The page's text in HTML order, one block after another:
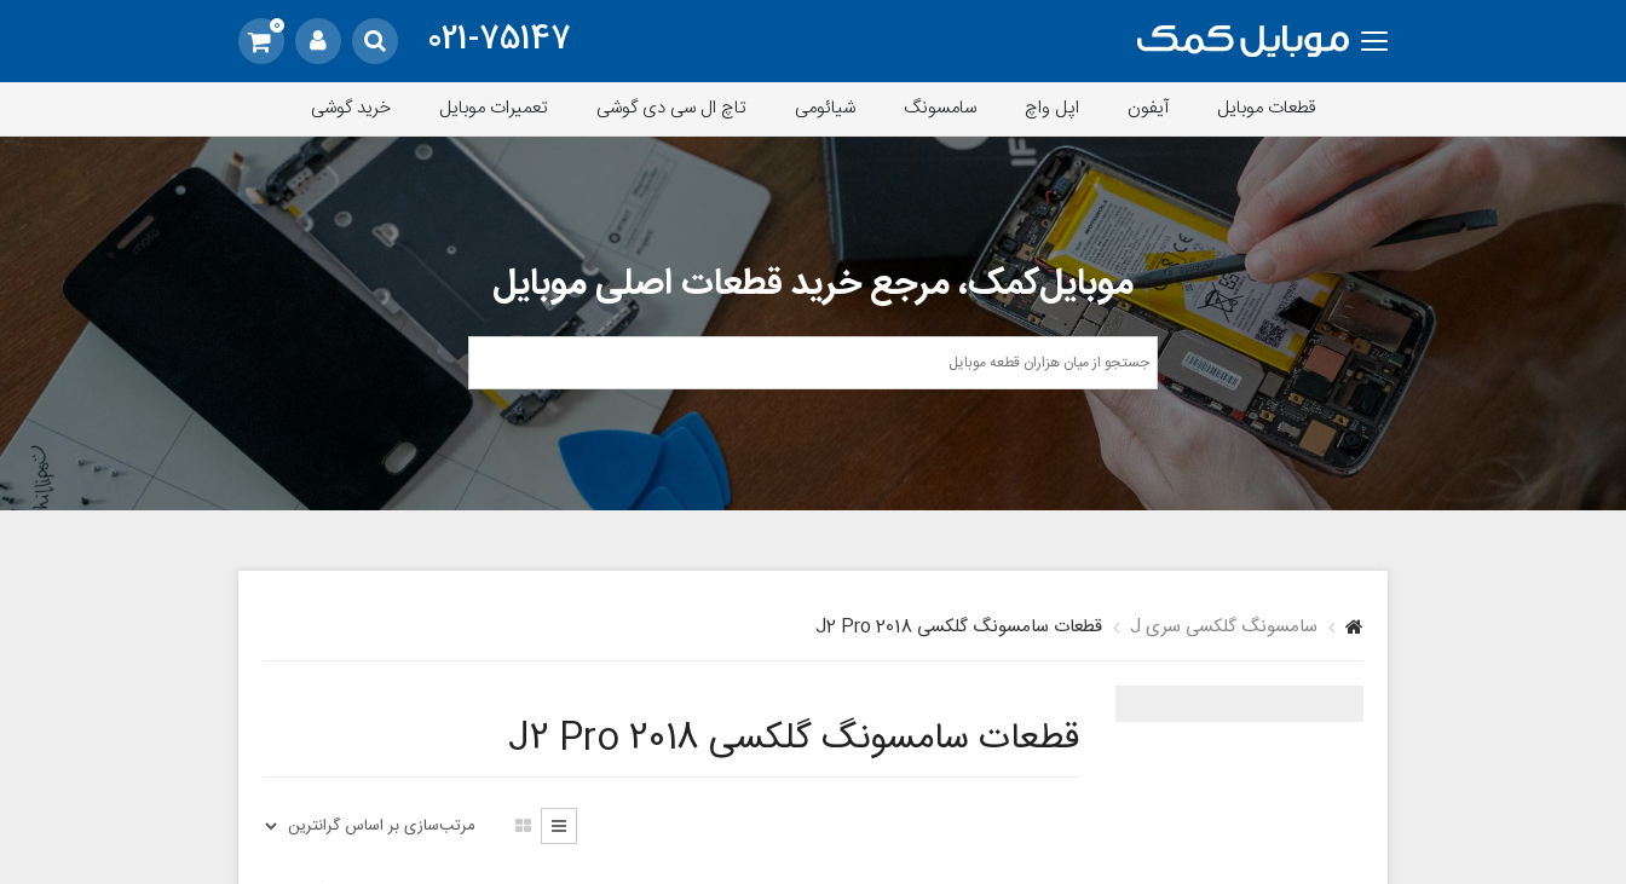
021-75147
0
قطعات موبایل آیفون اپل واچ سامسونگ شیائومی تاچ ال سی دی گوشی تعمیرات موبایل خرید گوشی
موبایل‌کمک، مرجع خرید قطعات اصلی موبایل
سامسونگ گلکسی سری J قطعات سامسونگ گلکسی J2 Pro 2018
قطعات سامسونگ گلکسی J2 Pro 2018